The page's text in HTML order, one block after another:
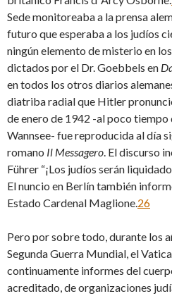
Sede monitoreaba a la prensa
futuro que esperaba a los judíos
ningún elemento de misterio en
dictados por el Dr. Goebbels en
en todos los otros diarios
diatriba radial que Hitler
de enero de 1942 -al poco tiempo
Wannsee- fue reproducida al día
romano Il Messagero . El discurso
Führer “¡Los judíos serán
El nuncio en Berlín también
Estado Cardenal Maglione. 26
Pero por sobre todo, durante los
Segunda Guerra Mundial, el
continuamente informes del
acreditado, de organizaciones